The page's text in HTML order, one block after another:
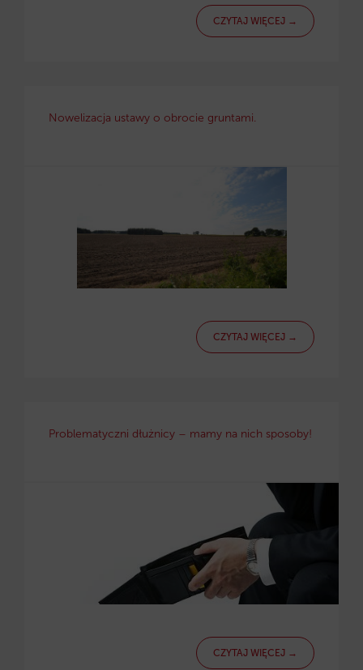
CZYTAJ WIĘCEJ →
Nowelizacja ustawy o obrocie gruntami.
CZYTAJ WIĘCEJ →
Problematyczni dłużnicy – mamy na nich sposoby!
CZYTAJ WIĘCEJ →